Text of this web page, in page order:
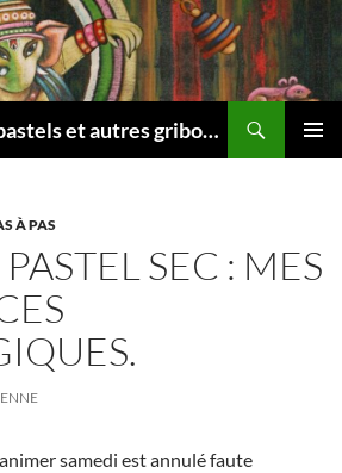
Etienne Penicaud, pastels et autres gribouillages …
À PAS
SEC : MES
samedi est annulé faute